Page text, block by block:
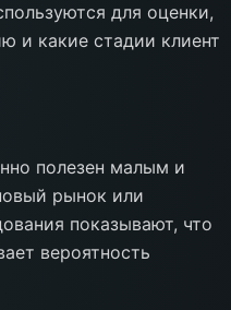
для оценки,
и какие стадии клиент
полезен малым и
рынок или
показывают, что
вероятность